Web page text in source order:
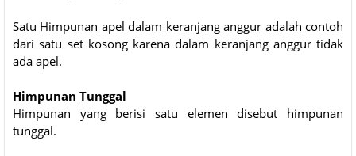
Satu Himpunan apel dalam keranjang anggur adalah contoh
dari satu set kosong karena dalam keranjang anggur tidak
ada apel.
Himpunan Tunggal
Himpunan yang berisi satu elemen disebut himpunan
tunggal.